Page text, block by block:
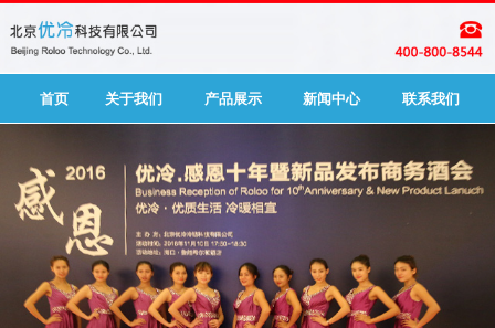
首页 关于我们 产品展示 新闻中心 联系我们